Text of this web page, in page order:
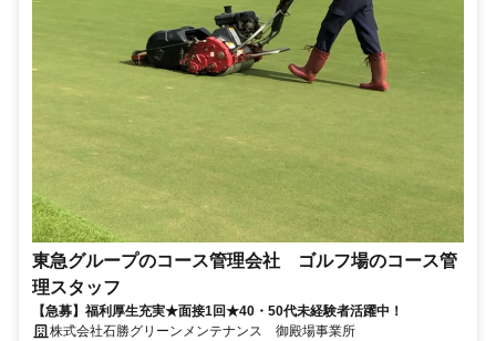
東急グループのコース管理会社 ゴルフ場のコース管
理スタッフ
【急募】福利厚生充実★面接1回★40・50代未経験者活躍中！
株式会社石勝グリーンメンテナンス 御殿場事業所